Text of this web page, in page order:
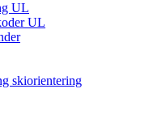
UL
UL
skiorientering